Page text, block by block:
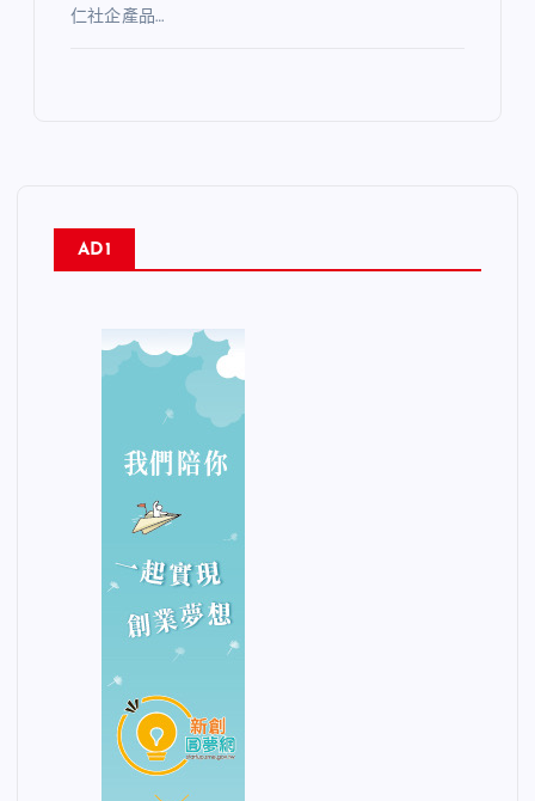
仁社企產品…
AD1